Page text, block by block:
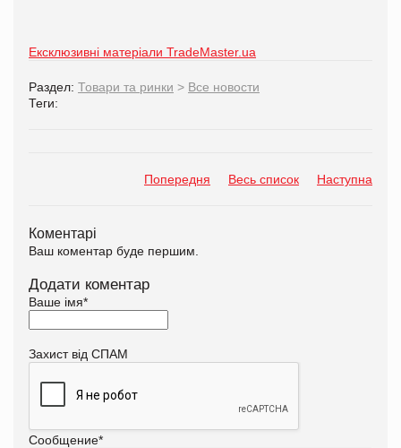
Ексклюзивні матеріали TradeMaster.ua
Раздел: Товари та ринки > Все новости
Теги:
Попередня Весь список Наступна
Коментарі
Ваш коментар буде першим.
Додати коментар
Ваше імя*
Захист від СПАМ
Сообщение*